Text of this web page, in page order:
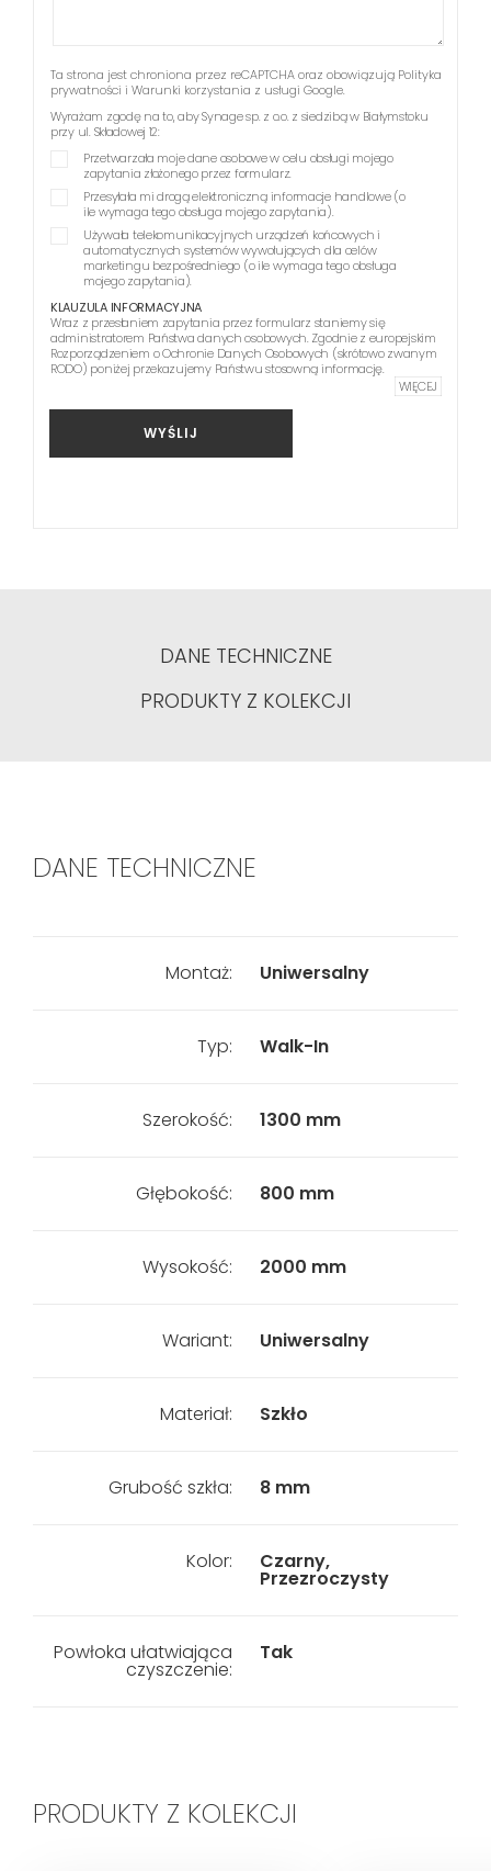
Ta strona jest chroniona przez reCAPTCHA oraz obowiązują Polityka
prywatności i Warunki korzystania z usługi Google.
Wyrażam zgodę na to, aby Synage sp. z o.o. z siedzibą w Białymstoku
przy ul. Składowej 12:
Przetwarzała moje dane osobowe w celu obsługi mojego
zapytania złożonego przez formularz.
Przesyłała mi drogą elektroniczną informacje handlowe (o
ile wymaga tego obsługa mojego zapytania).
Używała telekomunikacyjnych urządzeń końcowych i
automatycznych systemów wywołujących dla celów
marketingu bezpośredniego (o ile wymaga tego obsługa
mojego zapytania).
KLAUZULA INFORMACYJNA
Wraz z przesłaniem zapytania przez formularz staniemy się
administratorem Państwa danych osobowych. Zgodnie z europejskim
Rozporządzeniem o Ochronie Danych Osobowych (skrótowo zwanym
RODO) poniżej przekazujemy Państwu stosowną informację.
WIĘCEJ
WYŚLIJ
DANE TECHNICZNE
PRODUKTY Z KOLEKCJI
DANE TECHNICZNE
Montaż: Uniwersalny
Typ: Walk-In
Szerokość: 1300 mm
Głębokość: 800 mm
Wysokość: 2000 mm
Wariant: Uniwersalny
Materiał: Szkło
Grubość szkła: 8 mm
Kolor: Czarny,
Przezroczysty
Powłoka ułatwiająca
czyszczenie:
Tak
PRODUKTY Z KOLEKCJI